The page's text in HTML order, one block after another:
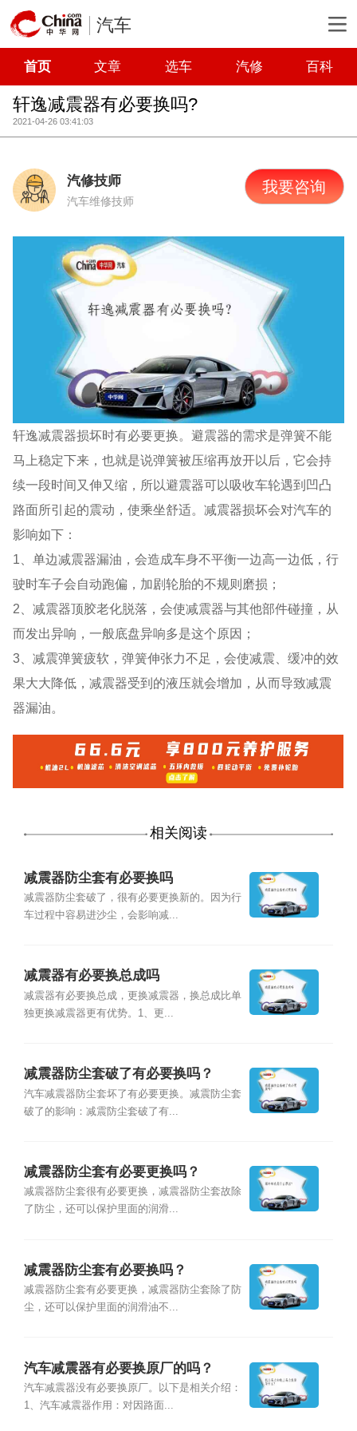
汽车
首页 文章 选车 汽修 百科
轩逸减震器有必要换吗?
2021-04-26 03:41:03
汽修技师
汽车维修技师
我要咨询
轩逸减震器损坏时有必要更换。避震器的需求是弹簧不能
马上稳定下来，也就是说弹簧被压缩再放开以后，它会持
续一段时间又伸又缩，所以避震器可以吸收车轮遇到凹凸
路面所引起的震动，使乘坐舒适。减震器损坏会对汽车的
影响如下：
1、单边减震器漏油，会造成车身不平衡一边高一边低，行
驶时车子会自动跑偏，加剧轮胎的不规则磨损；
2、减震器顶胶老化脱落，会使减震器与其他部件碰撞，从
而发出异响，一般底盘异响多是这个原因；
3、减震弹簧疲软，弹簧伸张力不足，会使减震、缓冲的效
果大大降低，减震器受到的液压就会增加，从而导致减震
器漏油。
相关阅读
减震器防尘套有必要换吗
减震器防尘套破了，很有必要更换新的。因为行
车过程中容易进沙尘，会影响减...
减震器有必要换总成吗
减震器有必要换总成，更换减震器，换总成比单
独更换减震器更有优势。1、更...
减震器防尘套破了有必要换吗？
汽车减震器防尘套坏了有必要更换。减震防尘套
破了的影响：减震防尘套破了有...
减震器防尘套有必要更换吗？
减震器防尘套很有必要更换，减震器防尘套故除
了防尘，还可以保护里面的润滑...
减震器防尘套有必要换吗？
减震器防尘套有必要更换，减震器防尘套除了防
尘，还可以保护里面的润滑油不...
汽车减震器有必要换原厂的吗？
汽车减震器没有必要换原厂。以下是相关介绍：
1、汽车减震器作用：对因路面...